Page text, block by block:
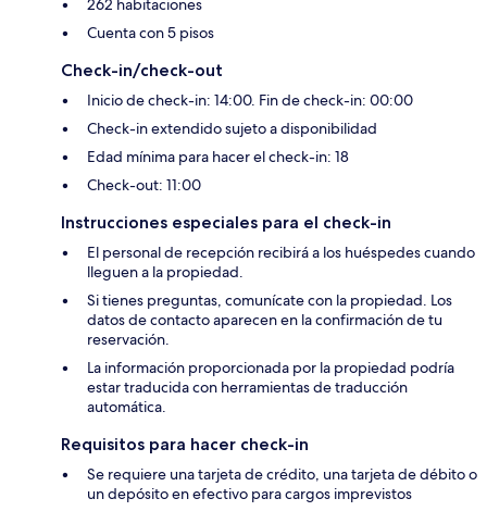
262 habitaciones
Cuenta con 5 pisos
Check-in/check-out
Inicio de check-in: 14:00. Fin de check-in: 00:00
Check-in extendido sujeto a disponibilidad
Edad mínima para hacer el check-in: 18
Check-out: 11:00
Instrucciones especiales para el check-in
El personal de recepción recibirá a los huéspedes cuando
lleguen a la propiedad.
Si tienes preguntas, comunícate con la propiedad. Los
datos de contacto aparecen en la confirmación de tu
reservación.
La información proporcionada por la propiedad podría
estar traducida con herramientas de traducción
automática.
Requisitos para hacer check-in
Se requiere una tarjeta de crédito, una tarjeta de débito o
un depósito en efectivo para cargos imprevistos